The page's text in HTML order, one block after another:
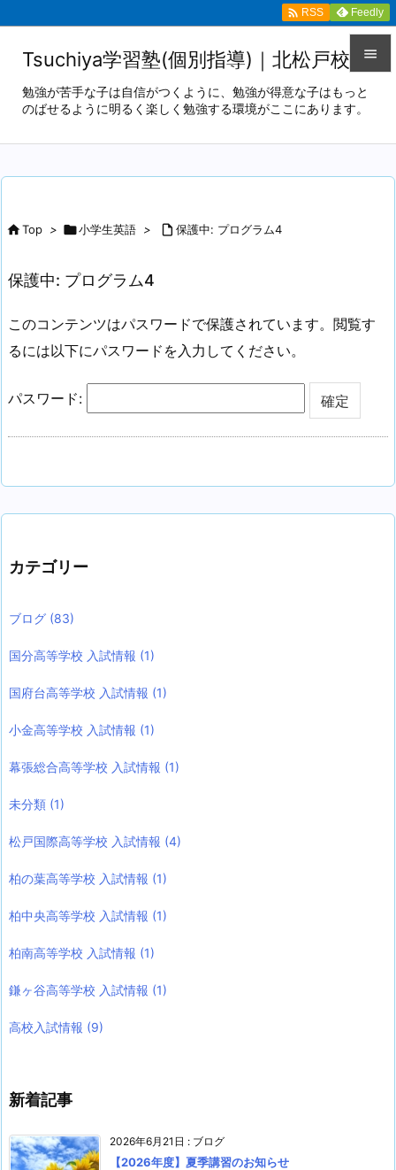


メニュ

 RSS Feedly
Tsuchiya学習塾(個別指導)｜北松戸校
勉強が苦手な子は自信がつくように、勉強が得意な子はもっと
のばせるように明るく楽しく勉強する環境がここにあります。
Top > 小学生英語 >  保護中: プログラム4
保護中: プログラム4
このコンテンツはパスワードで保護されています。閲覧す
るには以下にパスワードを入力してください。
パスワード:
カテゴリー
ブログ (83)
国分高等学校 入試情報 (1)
国府台高等学校 入試情報 (1)
小金高等学校 入試情報 (1)
幕張総合高等学校 入試情報 (1)
未分類 (1)
松戸国際高等学校 入試情報 (4)
柏の葉高等学校 入試情報 (1)
柏中央高等学校 入試情報 (1)
柏南高等学校 入試情報 (1)
鎌ヶ谷高等学校 入試情報 (1)
高校入試情報 (9)
新着記事
2026年6月21日 : ブログ
【2026年度】夏季講習のお知らせ